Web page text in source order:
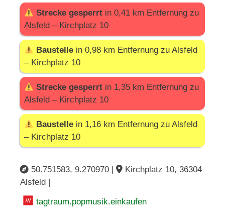
Strecke gesperrt in 0,41 km Entfernung zu
Alsfeld – Kirchplatz 10
Baustelle in 0,98 km Entfernung zu Alsfeld
– Kirchplatz 10
Strecke gesperrt in 1,35 km Entfernung zu
Alsfeld – Kirchplatz 10
Baustelle in 1,16 km Entfernung zu Alsfeld
– Kirchplatz 10
50.751583, 9.270970 |
Kirchplatz 10, 36304
Alsfeld |
tagtraum.popmusik.einkaufen